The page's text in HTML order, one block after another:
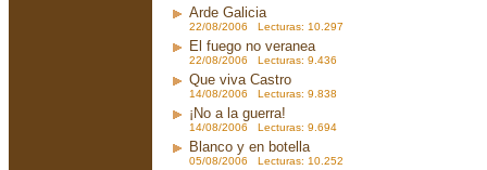
Arde Galicia
22/08/2006 Lecturas: 10.297
El fuego no veranea
22/08/2006 Lecturas: 9.436
Que viva Castro
14/08/2006 Lecturas: 9.838
¡No a la guerra!
14/08/2006 Lecturas: 9.694
Blanco y en botella
05/08/2006 Lecturas: 10.252